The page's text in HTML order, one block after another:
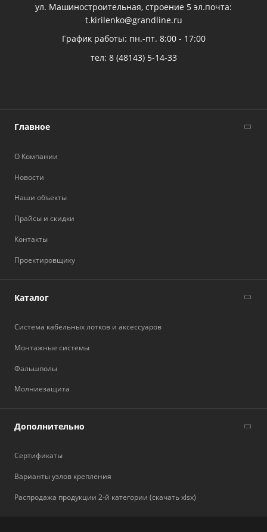
Главное
О Компании
Новости
Наши объекты
Прайсы и скидки
Контакты
Проектировщику
Каталог
Система кабельных лотков и аксессуаров
Монтажные системы
Фальшполы
Молниезащита
Дополнительно
Сертификаты
Варианты узлов крепления
Распродажа продукции 2-й категории (скачать xlsx)
ул. Машиностроительная, строение 5 эл.почта:
t.kirilenko@grandline.ru
График работы: пн.-пт. 8:00 - 17:00
тел: 8 (48143) 5-14-33